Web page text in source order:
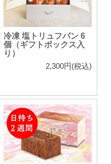
冷凍 塩トリュフパン 6
個（ギフトボックス入
り）
2,300円(税込)